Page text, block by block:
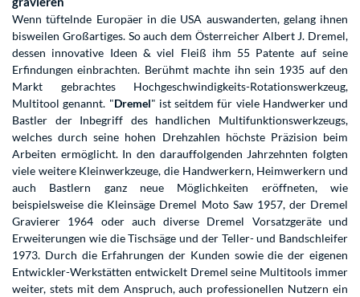
Wenn tüftelnde Europäer in die USA auswanderten, gelang ihnen
bisweilen Großartiges. So auch dem Österreicher Albert J. Dremel,
dessen innovative Ideen & viel Fleiß ihm 55 Patente auf seine
Erfindungen einbrachten. Berühmt machte ihn sein 1935 auf den
Markt gebrachtes Hochgeschwindigkeits-Rotationswerkzeug,
Multitool genannt. "Dremel" ist seitdem für viele Handwerker und
Bastler der Inbegriff des handlichen Multifunktionswerkzeugs,
welches durch seine hohen Drehzahlen höchste Präzision beim
Arbeiten ermöglicht. In den darauffolgenden Jahrzehnten folgten
viele weitere Kleinwerkzeuge, die Handwerkern, Heimwerkern und
auch Bastlern ganz neue Möglichkeiten eröffneten, wie
beispielsweise die Kleinsäge Dremel Moto Saw 1957, der Dremel
Gravierer 1964 oder auch diverse Dremel Vorsatzgeräte und
Erweiterungen wie die Tischsäge und der Teller- und Bandschleifer
1973. Durch die Erfahrungen der Kunden sowie die der eigenen
Entwickler-Werkstätten entwickelt Dremel seine Multitools immer
weiter, stets mit dem Anspruch, auch professionellen Nutzern ein